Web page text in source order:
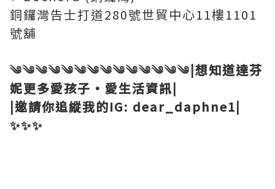
銅鑼灣告士打道280號世貿中心11樓1101
號舖
༄༄༄༄༄༄༄༄༄༄༄༄༄༄|想知道達芬
妮更多愛孩子·愛生活資訊|
|邀請你追縱我的IG: dear_daphne1|
✨✨✨